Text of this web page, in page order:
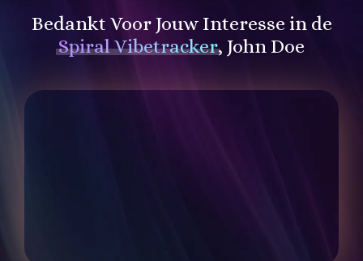
Bedankt Voor Jouw Interesse in de
Spiral Vibetracker, John Doe